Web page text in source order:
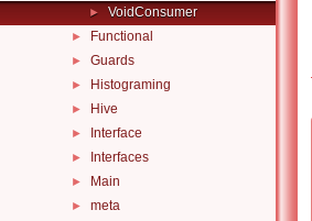
► VoidConsumer
► Functional
► Guards
► Histograming
► Hive
► Interface
► Interfaces
► Main
► meta